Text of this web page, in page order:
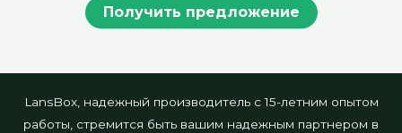
Получить предложение
LansBox, надежный производитель с 15-летним опытом
работы, стремится быть вашим надежным партнером в